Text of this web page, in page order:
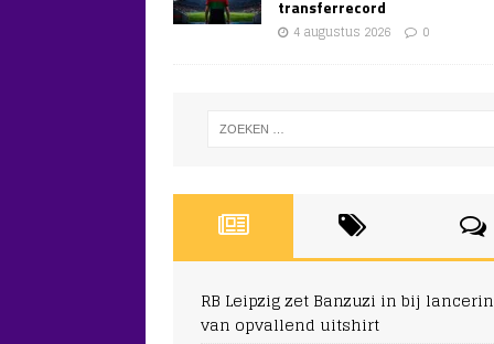
transferrecord
4 augustus 2026 0
RB Leipzig zet Banzuzi in bij
van opvallend uitshirt